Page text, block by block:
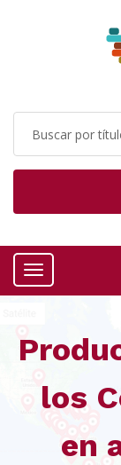
Menú
los
en